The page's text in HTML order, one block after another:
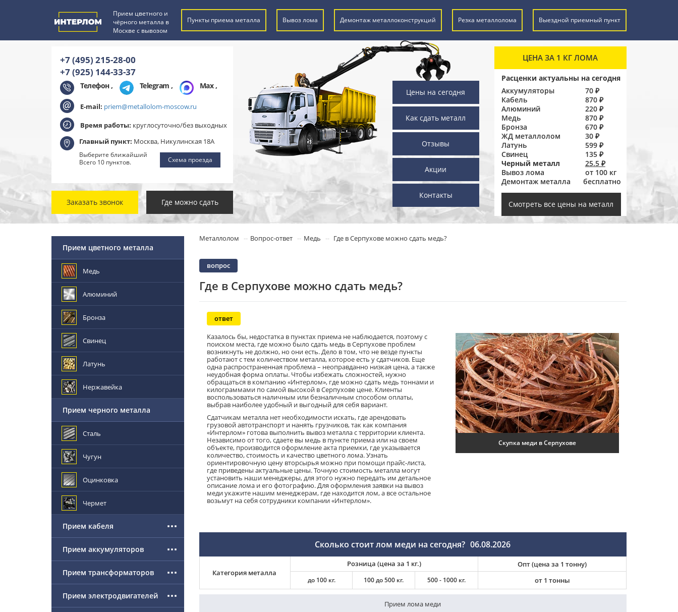
Прием цветного и
чёрного металла в
Москве с вывозом
Пункты приема металла Вывоз лома Демонтаж металлоконструкций Резка металлолома Выездной приемный пункт
+7 (495) 215-28-00
+7 (925) 144-33-37
Телефон , Telegram , Max,
E-mail: priem@metallolom-moscow.ru
Время работы: круглосуточно/без выходных
Главный пункт: Москва, Никулинская 18А
Выберите ближайший
Всего 10 пунктов.
Схема проезда
Заказать звонок Где можно сдать
ЦЕНА ЗА 1 КГ ЛОМА
Расценки актуальны на сегодня
Аккумуляторы
70 ₽
Кабель
870 ₽
Алюминий
220 ₽
Медь
870 ₽
Бронза
670 ₽
ЖД металлолом
30 ₽
Латунь
599 ₽
Свинец
135 ₽
Черный металл
25.5 ₽
Вывоз лома
от 100 кг
Демонтаж металла
бесплатно
Смотреть все цены на металл
Цены на сегодня
Как сдать металл
Отзывы
Акции
Контакты
Металлолом Вопрос-ответ Медь Где в Серпухове можно сдать медь?
вопрос
Где в Серпухове можно сдать медь?
ответ
Казалось бы, недостатка в пунктах приема не наблюдается, поэтому с
поиском места, где можно было сдать медь в Серпухове проблем
возникнуть не должно, но они есть. Дело в том, что не везде пункты
работают с тем количеством металла, которое есть у сдатчиков. Еще
одна распространенная проблема – неоправданно низкая цена, а также
неудобная форма оплаты. Чтобы избежать сложностей, нужно
обращаться в компанию «Интерлом», где можно сдать медь тоннами и
килограммами по самой высокой в Серпухове цене. Клиенты
воспользоваться наличным или безналичным способом оплаты,
выбрав наиболее удобный и выгодный для себя вариант.
Сдатчикам металла нет необходимости искать, где арендовать
грузовой автотранспорт и нанять грузчиков, так как компания
«Интерлом» готова выполнить вывоз металла с территории клиента.
Независимо от того, сдаете вы медь в пункте приема или на своем
объекте, производится оформление акта приемки, где указывается
количество, стоимость и качество цветного лома. Узнать
ориентировочную цену вторсырья можно при помощи прайс-листа,
где приведены актуальные цены. Точную стоимость металла могут
установить наши менеджеры, для этого нужно передать им детальное
описание лома и его фотографию. Для оформления заявки на вывоз
меди укажите нашим менеджерам, где находится лом, а все остальное
возьмут на себя сотрудники компании «Интерлом».
Скупка меди в Серпухове
Сколько стоит лом меди на сегодня? 06.08.2026
Категория металла
Розница (цена за 1 кг.)
до 100 кг. 100 до 500 кг. 500 - 1000 кг.
Опт (цена за 1 тонну)
от 1 тонны
Прием лома меди
Прием цветного металла
Медь
Алюминий
Бронза
Свинец
Латунь
Нержавейка
Прием черного металла
Сталь
Чугун
Оцинковка
Чермет
Прием кабеля
Прием аккумуляторов
Прием трансформаторов
Прием электродвигателей